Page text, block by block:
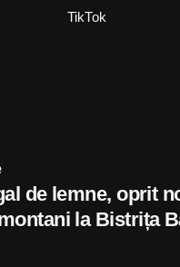
TikTok
de lemne, oprit
la Bistrița